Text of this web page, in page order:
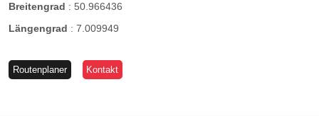
Breitengrad : 50.966436
Längengrad : 7.009949
Routenplaner Kontakt